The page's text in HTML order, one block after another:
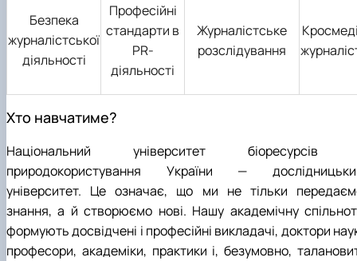
Безпека
журналістської
діяльності
Професійні
стандарти в
PR-
діяльності
Журналістське
розслідування
Хто навчатиме?
Національний університет біоресурсів
природокористування України —
університет. Це означає, що ми не тільки
знання, а й створюємо нові. Нашу академічну
формують досвідчені і професійні викладачі, доктори
професори, академіки, практики і, безумовно,